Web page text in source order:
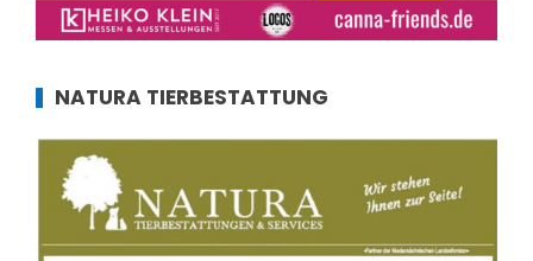
NATURA TIERBESTATTUNG